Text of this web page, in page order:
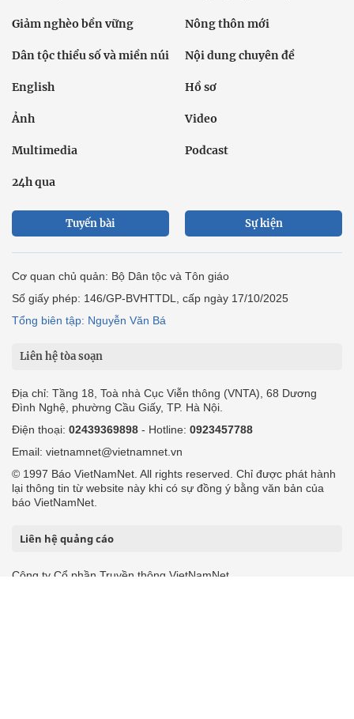
Giảm nghèo bền vững Nông thôn mới
Dân tộc thiểu số và miền núi Nội dung chuyên đề
English Hồ sơ
Ảnh Video
Multimedia Podcast
24h qua
Tuyến bài Sự kiện
Cơ quan chủ quản: Bộ Dân tộc và Tôn giáo
Số giấy phép: 146/GP-BVHTTDL, cấp ngày 17/10/2025
Tổng biên tập: Nguyễn Văn Bá
Liên hệ tòa soạn
Địa chỉ: Tầng 18, Toà nhà Cục Viễn thông (VNTA), 68 Dương
Đình Nghệ, phường Cầu Giấy, TP. Hà Nội.
Điện thoại: 02439369898 - Hotline: 0923457788
Email: vietnamnet@vietnamnet.vn
© 1997 Báo VietNamNet. All rights reserved. Chỉ được phát hành
lại thông tin từ website này khi có sự đồng ý bằng văn bản của
báo VietNamNet.
Liên hệ quảng cáo
Công ty Cổ phần Truyền thông VietNamNet